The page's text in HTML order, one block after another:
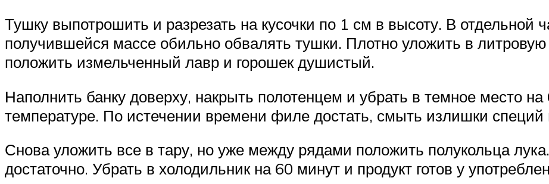
Тушку выпотрошить и разрезать на кусочки по 1 см в высоту. В
получившейся массе обильно обвалять тушки. Плотно уложить в
положить измельченный лавр и горошек душистый.
Наполнить банку доверху, накрыть полотенцем и убрать в темное место
температуре. По истечении времени филе достать, смыть излишки
Снова уложить все в тару, но уже между рядами положить полукольца
достаточно. Убрать в холодильник на 60 минут и продукт готов у